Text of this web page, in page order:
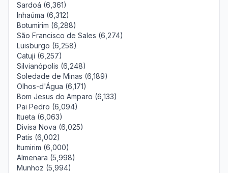
Sardoá (6,361)
Inhaúma (6,312)
Botumirim (6,288)
São Francisco de Sales (6,274)
Luisburgo (6,258)
Catuji (6,257)
Silvianópolis (6,248)
Soledade de Minas (6,189)
Olhos-d'Água (6,171)
Bom Jesus do Amparo (6,133)
Pai Pedro (6,094)
Itueta (6,063)
Divisa Nova (6,025)
Patis (6,002)
Itumirim (6,000)
Almenara (5,998)
Munhoz (5,994)